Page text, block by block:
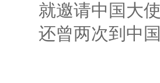
就邀请中国大
还曾两次到中